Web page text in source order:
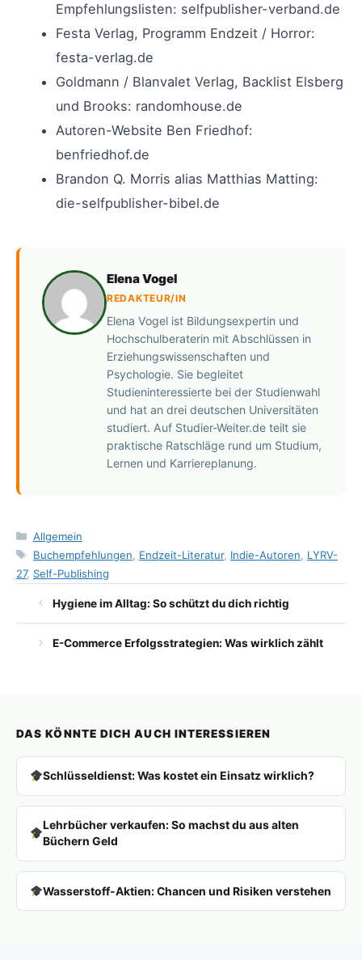
Empfehlungslisten: selfpublisher-verband.de
Festa Verlag, Programm Endzeit / Horror:
festa-verlag.de
Goldmann / Blanvalet Verlag, Backlist Elsberg
und Brooks: randomhouse.de
Autoren-Website Ben Friedhof:
benfriedhof.de
Brandon Q. Morris alias Matthias Matting:
die-selfpublisher-bibel.de
Elena Vogel
REDAKTEUR/IN
Elena Vogel ist Bildungsexpertin und
Hochschulberaterin mit Abschlüssen in
Erziehungswissenschaften und
Psychologie. Sie begleitet
Studieninteressierte bei der Studienwahl
und hat an drei deutschen Universitäten
studiert. Auf Studier-Weiter.de teilt sie
praktische Ratschläge rund um Studium,
Lernen und Karriereplanung.
Kategorien
Allgemein
Schlagwörter
Buchempfehlungen Endzeit-Literatur, Indie-Autoren
LYRV-
27, Self-Publishing
Hygiene im Alltag: So schützt du dich richtig
E-Commerce Erfolgsstrategien: Was wirklich zählt
DAS KÖNNTE DICH AUCH INTERESSIEREN
Schlüsseldienst: Was kostet ein Einsatz wirklich?
Lehrbücher verkaufen: So machst du aus alten
Büchern Geld
Wasserstoff-Aktien: Chancen und Risiken verstehen